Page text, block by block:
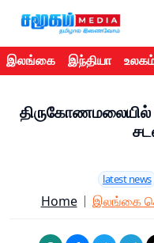
இலங்கை இந்தியா
திருகோணமலையில்
latest news
Home இலங்கை